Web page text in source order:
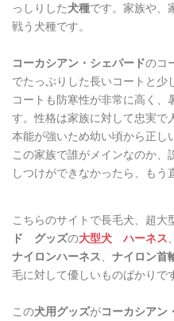
っしりした犬種です。家族や、
戦う犬種です。
コーカシアン・シェパードのコ
でたっぷりした長いコートと少
コートも防寒性が非常に高く、
す。性格は家族に対して忠実で
本能が強いため幼い頃から正し
この家族で誰がメインなのか、
しつけができなかったら、もう
こちらのサイトで長毛犬、超大
ド グッズの大型犬 ハーネス
ナイロンハーネス
ナイロン首
毛に対して優しいものばかりで
この犬用グッズがコーカシアン